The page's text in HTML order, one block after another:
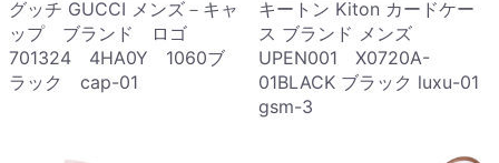
グッチ GUCCI メンズ－キャ
ップ ブランド ロゴ
701324 4HA0Y 1060ブ
ラック cap-01
キートン Kiton カードケー
ス ブランド メンズ
UPEN001 X0720A-
01BLACK ブラック luxu-01
gsm-3